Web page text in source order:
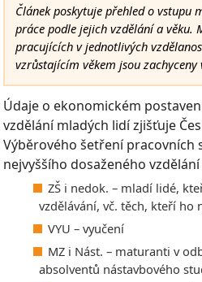
Článek poskytuje přehled o vstupu
práce podle jejich vzdělání a věku.
pracujících v jednotlivých
vzrůstajícím věkem jsou
Údaje o ekonomickém
vzdělání mladých lidí zjišťuje
Výběrového šetření pracovních
nejvyššího dosaženého
ZŠ i nedok. – mladí lidé,
vzdělávání, vč. těch, kteří ho
VYU – vyučení
MZ i Nást. – maturanti v
absolventů nástavbového